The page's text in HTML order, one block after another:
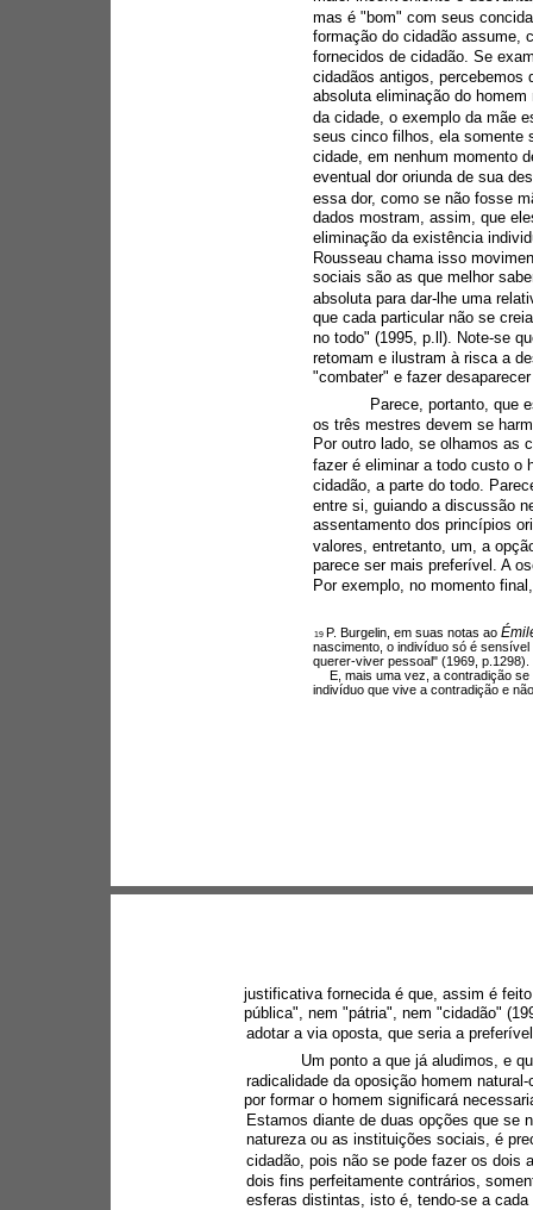
mas é "bom" com seus
formação do cidadão assume,
fornecidos de cidadão. Se
cidadãos antigos, percebemos
absoluta eliminação do
da cidade, o exemplo da mãe
seus cinco filhos, ela somente
cidade, em nenhum momento
eventual dor oriunda de sua
essa dor, como se não fosse
dados mostram, assim, que
eliminação da existência
Rousseau chama isso
sociais são as que melhor
absoluta para dar-lhe uma
que cada particular não se
no todo" (1995, p.ll). Note-se
retomam e ilustram à risca a
"combater" e fazer
Parece, portanto, que
os três mestres devem se
Por outro lado, se olhamos as
fazer é eliminar a todo custo o
cidadão, a parte do todo.
entre si, guiando a discussão
assentamento dos princípios
valores, entretanto, um, a
parece ser mais preferível. A
Por exemplo, no momento
19 P. Burgelin, em suas notas ao
nascimento, o indivíduo só é
querer-viver pessoal" (1969, p.1298).
E, mais uma vez, a contradição
indivíduo que vive a contradição e
justificativa fornecida é que, assim é
pública", nem "pátria", nem "cidadão"
adotar a via oposta, que seria a
Um ponto a que já aludimos, e
radicalidade da oposição homem
por formar o homem significará
Estamos diante de duas opções que se
natureza ou as instituições sociais, é
cidadão, pois não se pode fazer os dois
dois fins perfeitamente contrários,
esferas distintas, isto é, tendo-se a